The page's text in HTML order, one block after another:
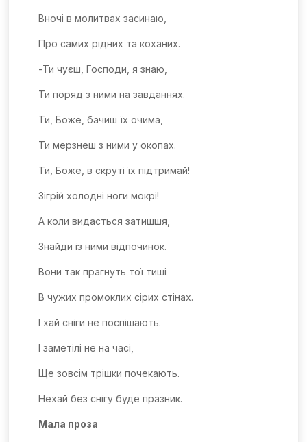
Вночі в молитвах засинаю,
Про самих рідних та коханих.
-Ти чуєш, Господи, я знаю,
Ти поряд з ними на завданнях.
Ти, Боже, бачиш їх очима,
Ти мерзнеш з ними у окопах.
Ти, Боже, в скруті їх підтримай!
Зігрій холодні ноги мокрі!
А коли видасться затишшя,
Знайди із ними відпочинок.
Вони так прагнуть тої тиші
В чужих промоклих сірих стінах.
І хай сніги не поспішають.
І заметілі не на часі,
Ще зовсім трішки почекають.
Нехай без снігу буде празник.
Мала проза